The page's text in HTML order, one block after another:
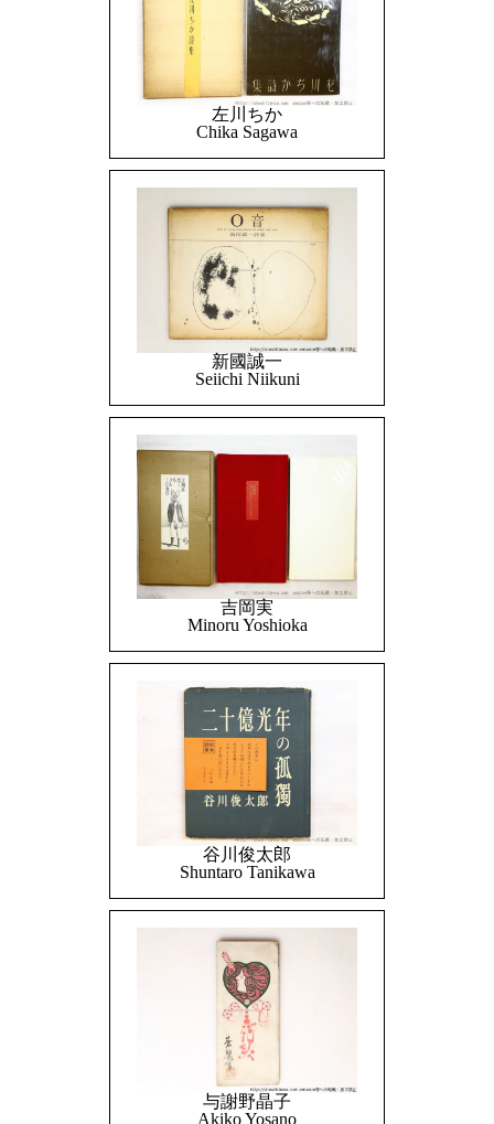
左川ちか
Chika Sagawa
新國誠一
Seiichi Niikuni
吉岡実
Minoru Yoshioka
谷川俊太郎
Shuntaro Tanikawa
与謝野晶子
Akiko Yosano